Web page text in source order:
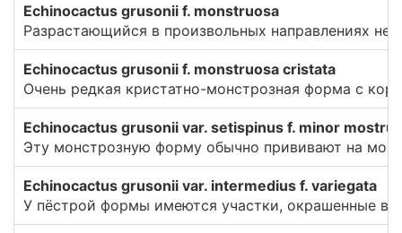
Echinocactus grusonii f. monstruosa
Разрастающийся в произвольных направлениях
Echinocactus grusonii f. monstruosa cristata
Очень редкая кристатно-монстрозная форма с
Echinocactus grusonii var. setispinus f. minor
Эту монстрозную форму обычно прививают на
Echinocactus grusonii var. intermedius f. variegata
У пёстрой формы имеются участки, окрашенные в